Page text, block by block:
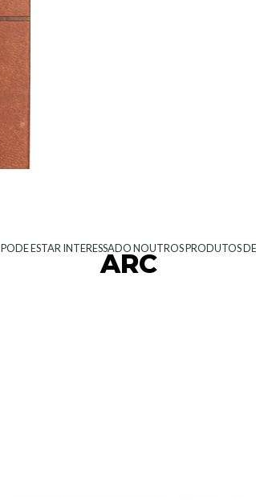
PODE ESTAR INTERESSADO NOUTROS PRODUTOS DE
ARC